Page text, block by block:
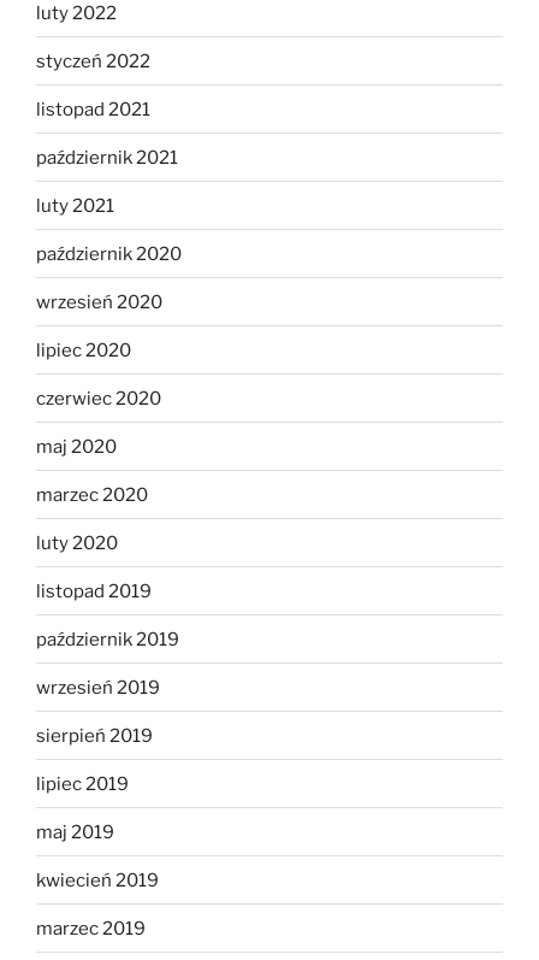
luty 2022
styczeń 2022
listopad 2021
październik 2021
luty 2021
październik 2020
wrzesień 2020
lipiec 2020
czerwiec 2020
maj 2020
marzec 2020
luty 2020
listopad 2019
październik 2019
wrzesień 2019
sierpień 2019
lipiec 2019
maj 2019
kwiecień 2019
marzec 2019